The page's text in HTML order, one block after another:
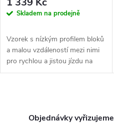
Skladem na prodejně
Vzorek s nízkým profilem bloků
a malou vzdáleností mezi nimi
pro rychlou a jistou jízdu na
každém tvrdém povrchu, za...
Objednávky